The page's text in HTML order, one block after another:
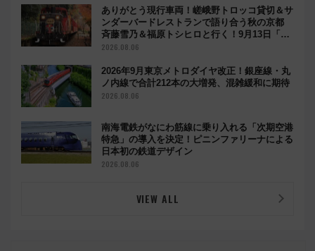
ありがとう現行車両！嵯峨野トロッコ貸切＆サ
ンダーバードレストランで語り合う秋の京都
斉藤雪乃＆福原トシヒロと行く！9月13日「京
都の鉄道満喫ツアー」開催
2026.08.06
2026年9月東京メトロダイヤ改正！銀座線・丸
ノ内線で合計212本の大増発、混雑緩和に期待
2026.08.06
南海電鉄がなにわ筋線に乗り入れる「次期空港
特急」の導入を決定！ピニンファリーナによる
日本初の鉄道デザイン
2026.08.06
VIEW ALL